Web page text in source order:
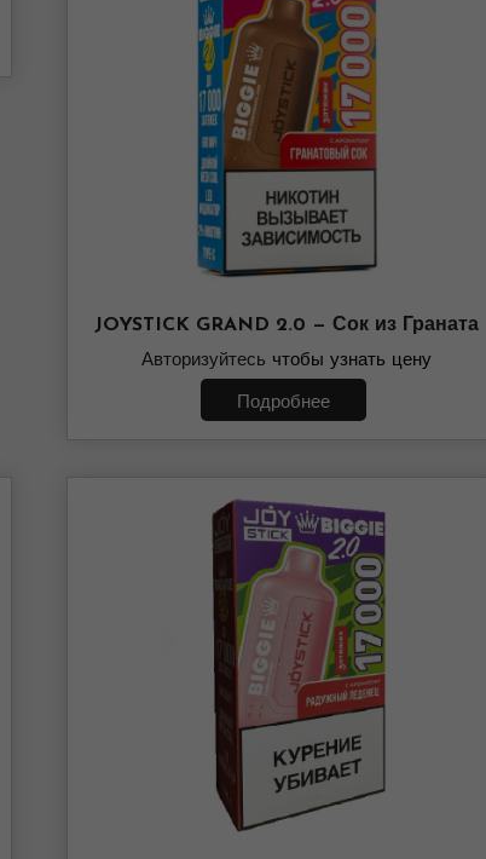
JOYSTICK GRAND 2.0 — Сок из Граната
Авторизуйтесь чтобы узнать цену
Подробнее